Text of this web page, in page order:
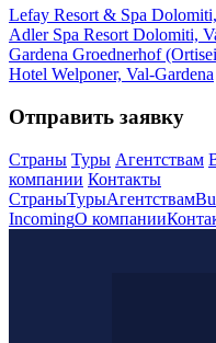
Lefay Resort & Spa
Adler Spa Resort Dolomiti,
Gardena Groednerhof
Hotel Welponer, Val-Gardena
Отправить заявку
Страны Туры Агентствам
компании Контакты
СтраныТурыАгентствам
IncomingО компании